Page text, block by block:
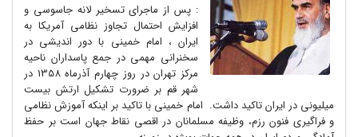
: پس از ماجرای تسخیر لانه جاسوسی و
افزایش احتمال تجاوز نظامی آمریکا به
ایران ، امام خمینی با دور اندیشی در
سخنرانی مهمی در جمع پاسداران ناحیه
مرکز تهران در روز چهارم آذرماه 1358 در
شهر قم بر ضرورت تشکیل ارتش بیست
میلیونی در ایران تاکید داشت. امام خمینی با تاکید بر اینکه آموزش نظامی
و فراگیری فنون رزم، وظیفه مسلمانان در اقصی نقاط جهان است بر حفظ